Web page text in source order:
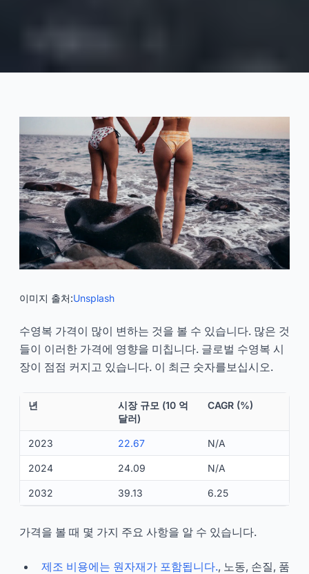
2025-08 티사
지금 상담하기
이미지 출처:Unsplash
수영복 가격이 많이 변하는 것을 볼 수 있습니다. 많은 것
들이 이러한 가격에 영향을 미칩니다. 글로벌 수영복 시
장이 점점 커지고 있습니다. 이 최근 숫자를보십시오.
년
시장 규모 (10 억
달러)
CAGR (%)
2023 22.67 N/A
2024 24.09 N/A
2032 39.13 6.25
가격을 볼 때 몇 가지 주요 사항을 알 수 있습니다.
제조 비용에는 원자재가 포함됩니다., 노동, 손질, 품